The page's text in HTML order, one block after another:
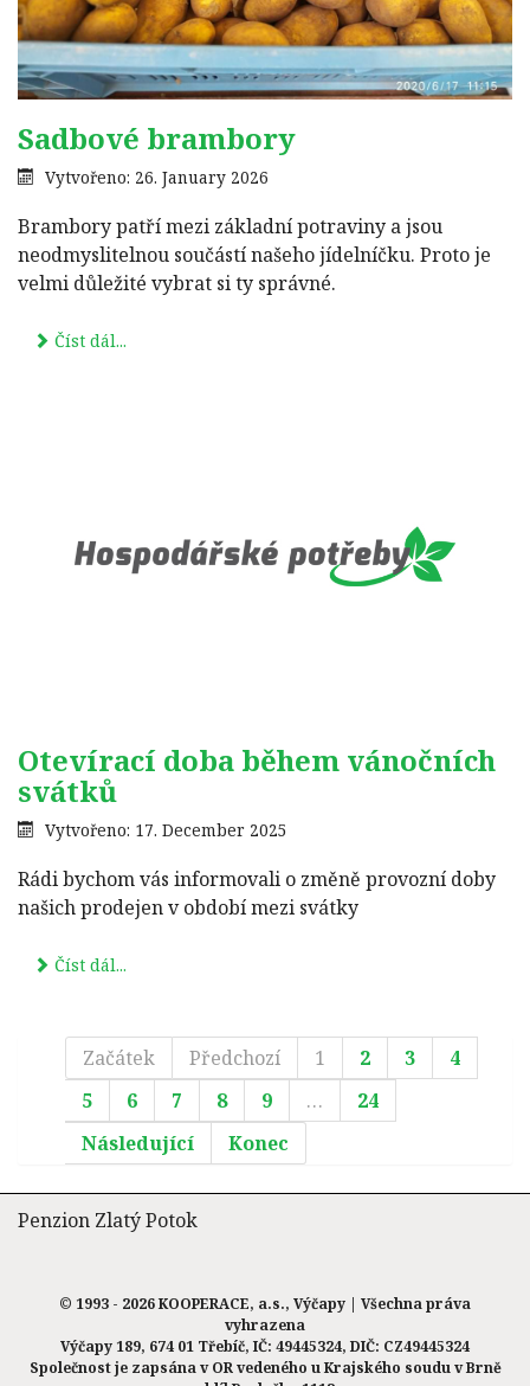
Sadbové brambory
Vytvořeno: 26. January 2026
Brambory patří mezi základní potraviny a jsou
neodmyslitelnou součástí našeho jídelníčku. Proto je
velmi důležité vybrat si ty správné.
Číst dál...
Otevírací doba během vánočních
svátků
Vytvořeno: 17. December 2025
Rádi bychom vás informovali o změně provozní doby
našich prodejen v období mezi svátky
Číst dál...
Začátek Předchozí 1 2 3
4
5
6 7 8 9 …
24
Následující
Konec
Penzion Zlatý Potok
© 1993 - 2026 KOOPERACE, a.s., Výčapy | Všechna práva
vyhrazena
Výčapy 189, 674 01 Třebíč, IČ: 49445324, DIČ: CZ49445324
Společnost je zapsána v OR vedeného u Krajského soudu v Brně